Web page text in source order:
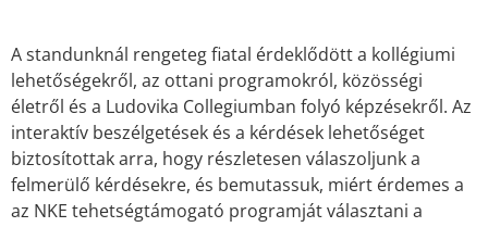
A standunknál rengeteg fiatal érdeklődött a kollégiumi
lehetőségekről, az ottani programokról, közösségi
életről és a Ludovika Collegiumban folyó képzésekről. Az
interaktív beszélgetések és a kérdések lehetőséget
biztosítottak arra, hogy részletesen válaszoljunk a
felmerülő kérdésekre, és bemutassuk, miért érdemes a
az NKE tehetségtámogató programját választani a